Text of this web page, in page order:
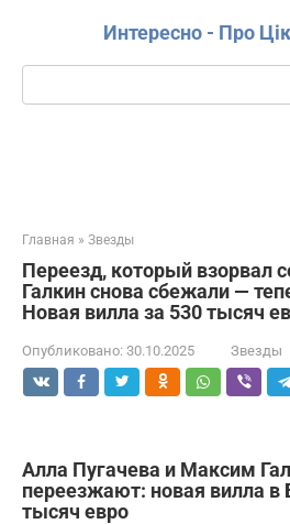
Интересно - Про
Поиск:
Главная » Звезды
Переезд, который взорвал
Галкин снова сбежали —
Новая вилла за 530 тысяч
Опубликовано: 30.10.2025 Звезды
Алла Пугачева и Максим
переезжают: новая вилла в
тысяч евро